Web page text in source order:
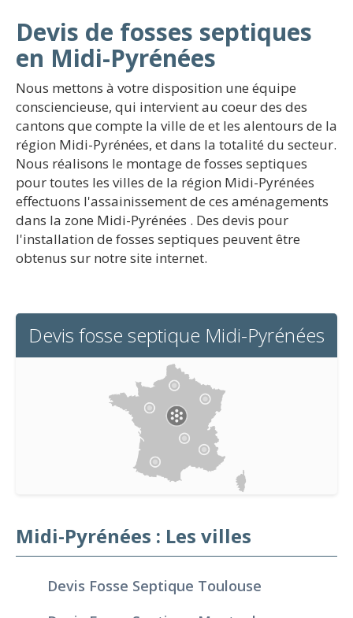
Devis de fosses septiques
en Midi-Pyrénées
Nous mettons à votre disposition une équipe
consciencieuse, qui intervient au coeur des des
cantons que compte la ville de et les alentours de la
région Midi-Pyrénées, et dans la totalité du secteur.
Nous réalisons le montage de fosses septiques
pour toutes les villes de la région Midi-Pyrénées
effectuons l'assainissement de ces aménagements
dans la zone Midi-Pyrénées . Des devis pour
l'installation de fosses septiques peuvent être
obtenus sur notre site internet.
Devis fosse septique Midi-Pyrénées
Midi-Pyrénées : Les villes
Devis Fosse Septique Toulouse